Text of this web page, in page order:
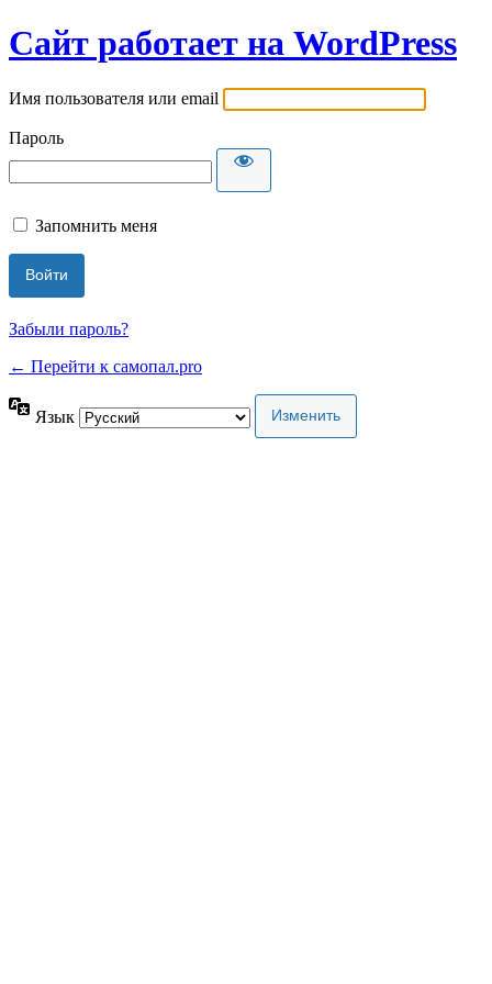
Сайт работает на WordPress
Имя пользователя или email
Пароль
Запомнить меня
Забыли пароль?
← Перейти к самопал.pro
Язык